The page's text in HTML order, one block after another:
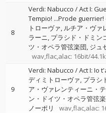
8
Verdi: Nabucco / Act I:
Tempio! ...Prode guerrier!
トローヴァ ルチア・ヴァ
ラーニ プラシド・ドミン
ツ・オペラ管弦楽団 ジュ
wav,flac,alac: 16bit/
9
Verdi: Nabucco / Act I: Io
ディミトローヴァ プラシ
ア・ヴァレンティーニ・
ン・ドイツ・オペラ管弦
ノーポリ
wav,flac,alac: